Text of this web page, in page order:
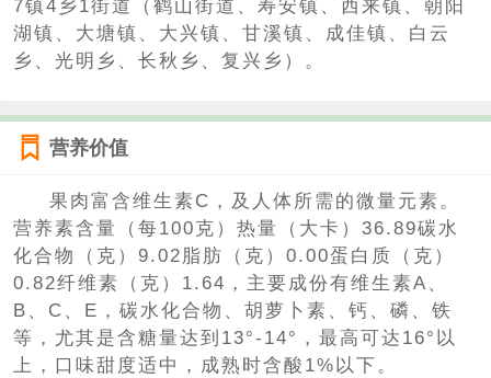
7镇4乡1街道（鹤山街道、寿安镇、西来镇、朝阳
湖镇、大塘镇、大兴镇、甘溪镇、成佳镇、白云
乡、光明乡、长秋乡、复兴乡）。
营养价值
果肉富含维生素C，及人体所需的微量元素。
营养素含量（每100克）热量（大卡）36.89碳水
化合物（克）9.02脂肪（克）0.00蛋白质（克）
0.82纤维素（克）1.64，主要成份有维生素A、
B、C、E，碳水化合物、胡萝卜素、钙、磷、铁
等，尤其是含糖量达到13°-14°，最高可达16°以
上，口味甜度适中，成熟时含酸1%以下。